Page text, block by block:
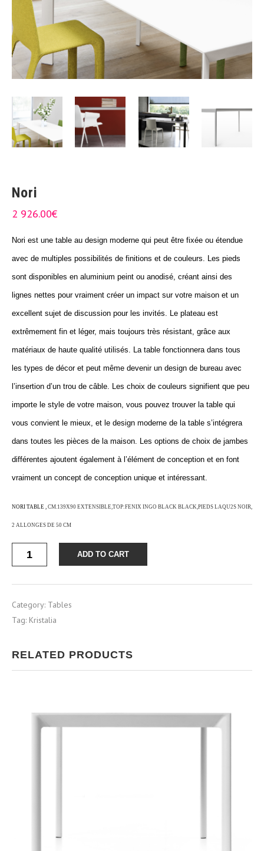
Nori
2 926.00€
Nori est une table au design moderne qui peut être fixée ou étendue
avec de multiples possibilités de finitions et de couleurs. Les pieds
sont disponibles en aluminium peint ou anodisé, créant ainsi des
lignes nettes pour vraiment créer un impact sur votre maison et un
excellent sujet de discussion pour les invités. Le plateau est
extrêmement fin et léger, mais toujours très résistant, grâce aux
matériaux de haute qualité utilisés. La table fonctionnera dans tous
les types de décor et peut même devenir un design de bureau avec
l’insertion d’un trou de câble. Les choix de couleurs signifient que peu
importe le style de votre maison, vous pouvez trouver la table qui
vous convient le mieux, et le design moderne de la table s’intégrera
dans toutes les pièces de la maison. Les options de choix de jambes
différentes ajoutent également à l’élément de conception et en font
vraiment un concept de conception unique et intéressant.
NORI TABLE , CM.139X90 EXTENSIBLE,TOP:FENIX INGO BLACK BLACK,PIEDS LAQU2S NOIR,
2 ALLONGES DE 50 CM
Quantity ADD TO CART
Category: Tables
Tag: Kristalia
RELATED PRODUCTS